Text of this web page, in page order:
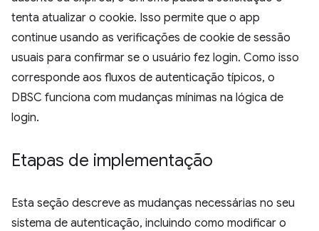
tenta atualizar o cookie. Isso permite que o app
continue usando as verificações de cookie de sessão
usuais para confirmar se o usuário fez login. Como isso
corresponde aos fluxos de autenticação típicos, o
DBSC funciona com mudanças mínimas na lógica de
login.
Etapas de implementação
Esta seção descreve as mudanças necessárias no seu
sistema de autenticação, incluindo como modificar o